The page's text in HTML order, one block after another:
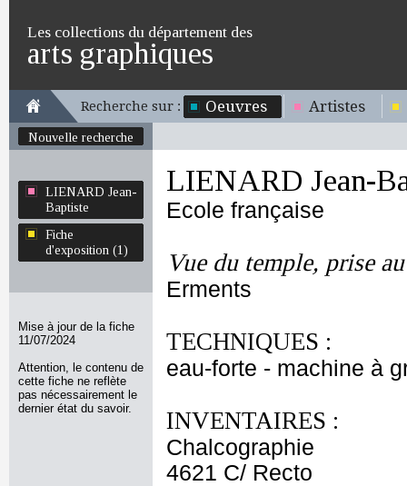
Les collections du département des
arts graphiques
Recherche sur : Oeuvres Artistes
Nouvelle recherche
LIENARD Jean-
Baptiste
Fiche
d'exposition (1)
Mise à jour de la fiche
11/07/2024
Attention, le contenu de
cette fiche ne reflète
pas nécessairement le
dernier état du savoir.
LIENARD Jean-
Ecole française
Vue du temple, prise
Erments
TECHNIQUES :
eau-forte - machine à
INVENTAIRES :
Chalcographie
4621 C/ Recto